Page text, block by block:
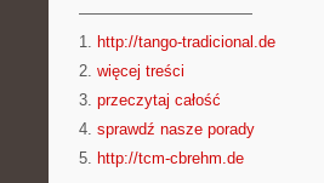
———————————
1. http://tango-tradicional.de
2. więcej treści
3. przeczytaj całość
4. sprawdź nasze porady
5. http://tcm-cbrehm.de